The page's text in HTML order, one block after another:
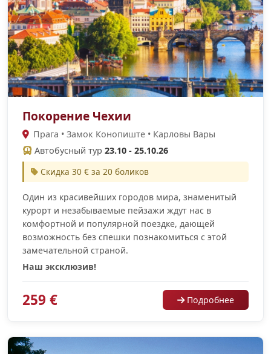
Покорение Чехии
Прага • Замок Конопиште • Карловы Вары
Автобусный тур 23.10 - 25.10.26
Скидка 30 € за 20 боликов
Один из красивейших городов мира, знаменитый
курорт и незабываемые пейзажи ждут нас в
комфортной и популярной поездке, дающей
возможность без спешки познакомиться с этой
замечательной страной.
Наш эксклюзив!
259 € Подробнее